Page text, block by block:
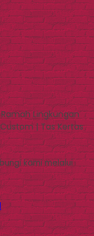
Lingkungan
| Tas Kertas
kami melalui